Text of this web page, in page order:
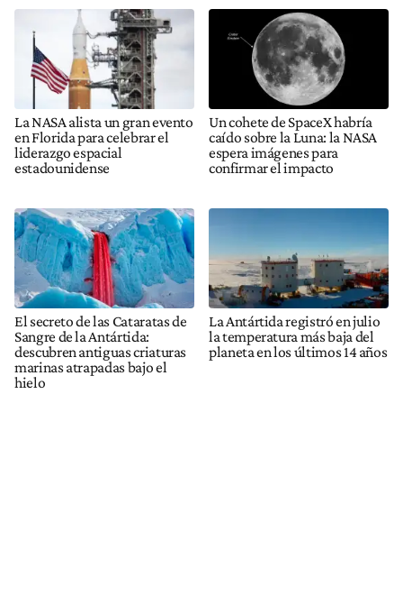
La NASA alista un gran evento
en Florida para celebrar el
liderazgo espacial
estadounidense
Un cohete de SpaceX habría
caído sobre la Luna: la NASA
espera imágenes para
confirmar el impacto
El secreto de las Cataratas de
Sangre de la Antártida:
descubren antiguas criaturas
marinas atrapadas bajo el
hielo
La Antártida registró en julio
la temperatura más baja del
planeta en los últimos 14 años